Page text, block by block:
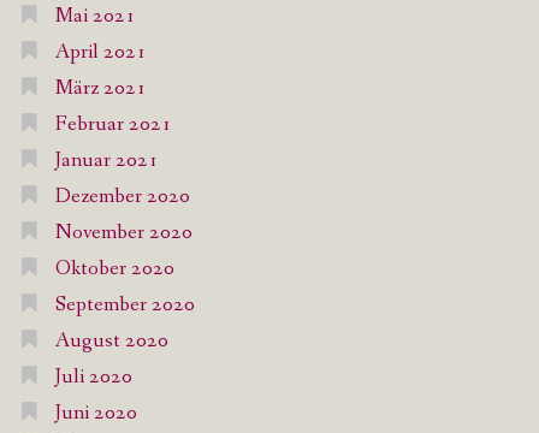
Mai 2021
April 2021
März 2021
Februar 2021
Januar 2021
Dezember 2020
November 2020
Oktober 2020
September 2020
August 2020
Juli 2020
Juni 2020